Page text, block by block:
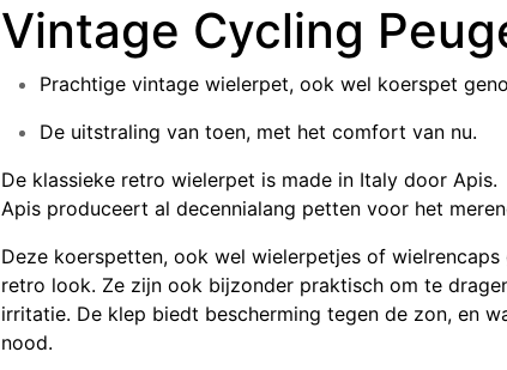
Vintage Cycling
Prachtige vintage wielerpet, ook wel koerspet
De uitstraling van toen, met het comfort van nu.
De klassieke retro wielerpet is made in Italy door Apis.
Apis produceert al decennialang petten voor het
Deze koerspetten, ook wel wielerpetjes of
retro look. Ze zijn ook bijzonder praktisch om te
irritatie. De klep biedt bescherming tegen de zon, en
nood.